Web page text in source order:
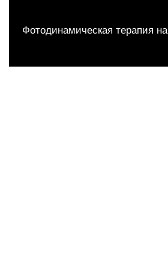
Фотодинамическая терапия